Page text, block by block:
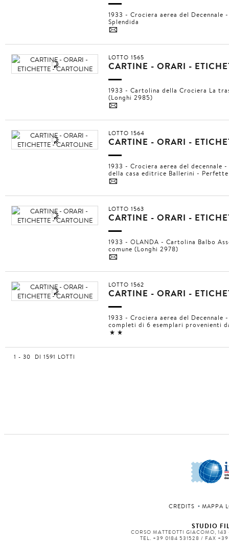
1933 - Crociera aerea del
Splendida
4
LOTTO 1565
CARTINE - ORARI -
1933 - Cartolina della Crociera La
(Longhi 2985)
4
LOTTO 1564
CARTINE - ORARI -
1933 - Crociera aerea del decennale
della casa editrice Ballerini -
4
LOTTO 1563
CARTINE - ORARI -
1933 - OLANDA - Cartolina Balbo
comune (Longhi 2978)
4
LOTTO 1562
CARTINE - ORARI -
1933 - Crociera aerea del
completi di 6 esemplari provenienti
11
1 - 30 DI 1591 LOTTI
CREDITS MAPPA
STUDIO
CORSO MATTEOTTI GIACOMO,
TEL. +39 0184 531528 / FAX